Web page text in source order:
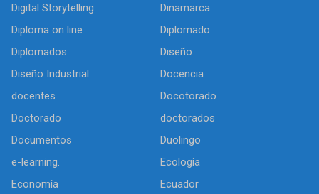
Digital Storytelling
Dinamarca
Diploma on line
Diplomado
Diplomados
Diseño
Diseño Industrial
Docencia
docentes
Docotorado
Doctorado
doctorados
Documentos
Duolingo
e-learning.
Ecología
Economía
Ecuador